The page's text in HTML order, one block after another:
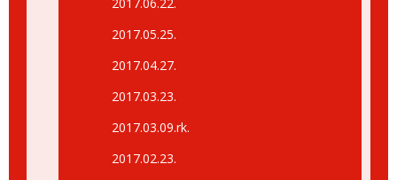
2017.05.25.
2017.04.27.
2017.03.23.
2017.03.09.rk.
2017.02.23.